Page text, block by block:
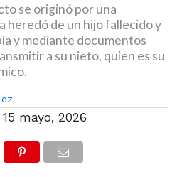
se originó por una
heredó de un hijo fallecido y
y mediante documentos
a su nieto, quien es su
15 mayo, 2026